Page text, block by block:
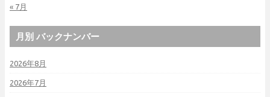
« 7月
月別 バックナンバー
2026年8月
2026年7月